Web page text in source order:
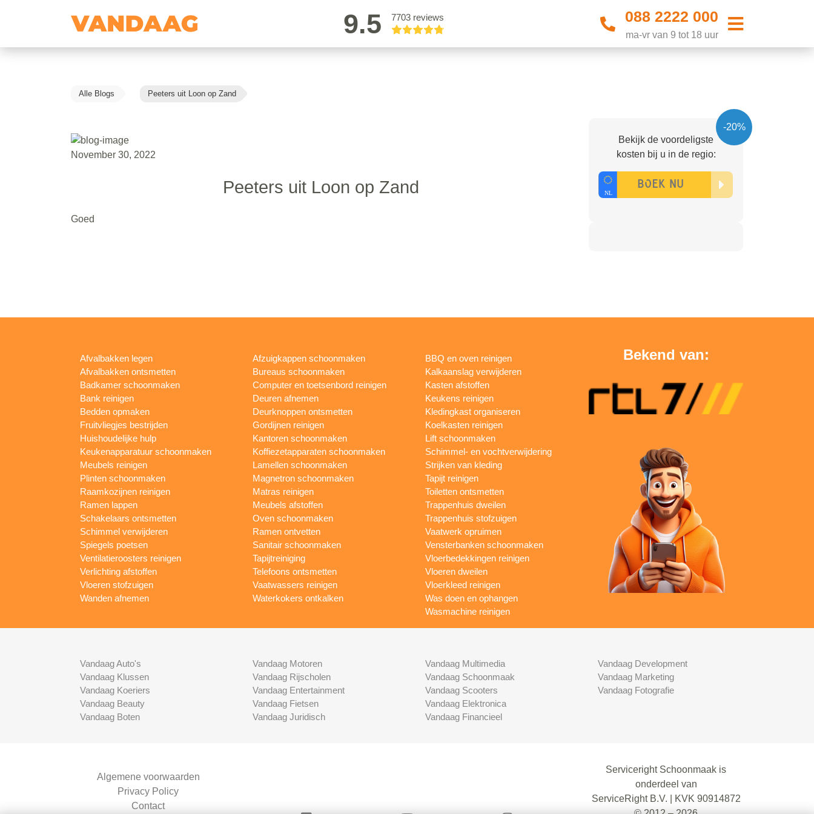
9.5 7703 reviews 088 2222 000
ma-vr van 9 tot 18 uur
Alle Blogs Peeters uit Loon op Zand
November 30, 2022
Peeters uit Loon op Zand
Goed
-20%
Bekijk de voordeligste
kosten bij u in de regio:
Afvalbakken legen
Afvalbakken ontsmetten
Badkamer schoonmaken
Bank reinigen
Bedden opmaken
Fruitvliegjes bestrijden
Huishoudelijke hulp
Keukenapparatuur schoonmaken
Meubels reinigen
Plinten schoonmaken
Raamkozijnen reinigen
Ramen lappen
Schakelaars ontsmetten
Schimmel verwijderen
Spiegels poetsen
Ventilatieroosters reinigen
Verlichting afstoffen
Vloeren stofzuigen
Wanden afnemen
Afzuigkappen schoonmaken
Bureaus schoonmaken
Computer en toetsenbord reinigen
Deuren afnemen
Deurknoppen ontsmetten
Gordijnen reinigen
Kantoren schoonmaken
Koffiezetapparaten schoonmaken
Lamellen schoonmaken
Magnetron schoonmaken
Matras reinigen
Meubels afstoffen
Oven schoonmaken
Ramen ontvetten
Sanitair schoonmaken
Tapijtreiniging
Telefoons ontsmetten
Vaatwassers reinigen
Waterkokers ontkalken
BBQ en oven reinigen
Kalkaanslag verwijderen
Kasten afstoffen
Keukens reinigen
Kledingkast organiseren
Koelkasten reinigen
Lift schoonmaken
Schimmel- en vochtverwijdering
Strijken van kleding
Tapijt reinigen
Toiletten ontsmetten
Trappenhuis dweilen
Trappenhuis stofzuigen
Vaatwerk opruimen
Vensterbanken schoonmaken
Vloerbedekkingen reinigen
Vloeren dweilen
Vloerkleed reinigen
Was doen en ophangen
Wasmachine reinigen
Bekend van:
Vandaag Auto's
Vandaag Klussen
Vandaag Koeriers
Vandaag Beauty
Vandaag Boten
Vandaag Motoren
Vandaag Rijscholen
Vandaag Entertainment
Vandaag Fietsen
Vandaag Juridisch
Vandaag Multimedia
Vandaag Schoonmaak
Vandaag Scooters
Vandaag Elektronica
Vandaag Financieel
Vandaag Development
Vandaag Marketing
Vandaag Fotografie
Algemene voorwaarden
Privacy Policy
Contact
Serviceright Schoonmaak is
onderdeel van
ServiceRight B.V. | KVK 90914872